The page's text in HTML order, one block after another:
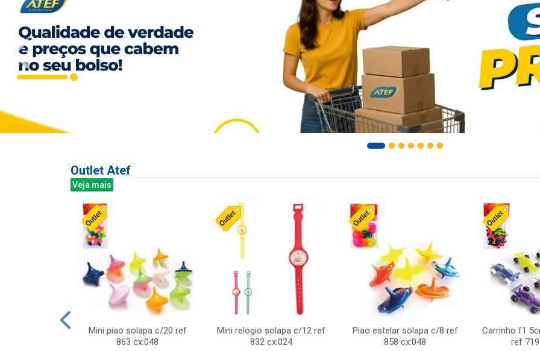
Outlet Atef
Veja mais
Mini piao solapa c/20 ref
863 cx:048
Mini relogio solapa c/12 ref
832 cx:024
Piao estelar solapa c/8 ref
858 cx:048
Carrinho f1
ref